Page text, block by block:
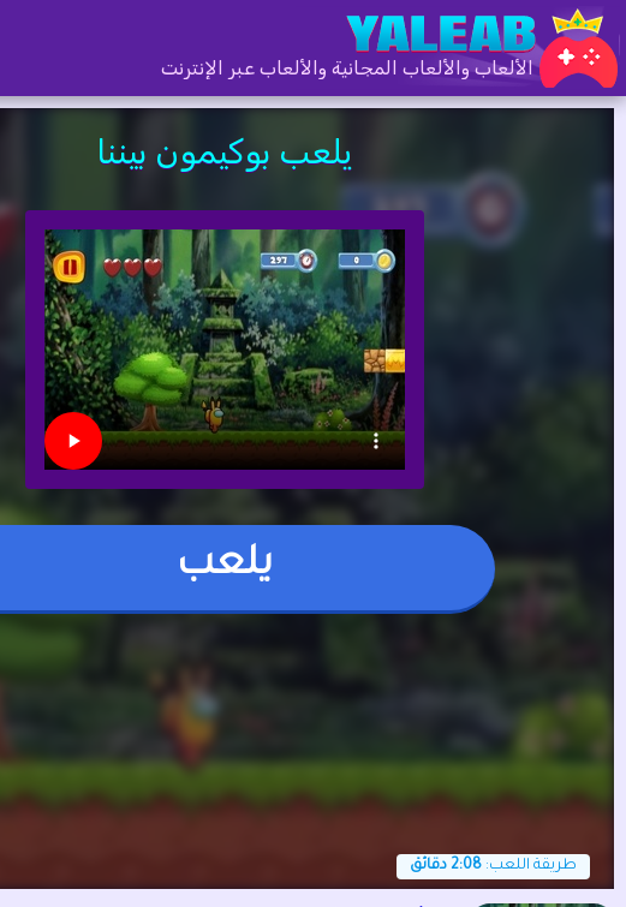
الألعاب والألعاب المجانية والألعاب عبر الإنترنت
يلعب بوكيمون بيننا
يلعب
طريقة اللعب: 2:08 دقائق